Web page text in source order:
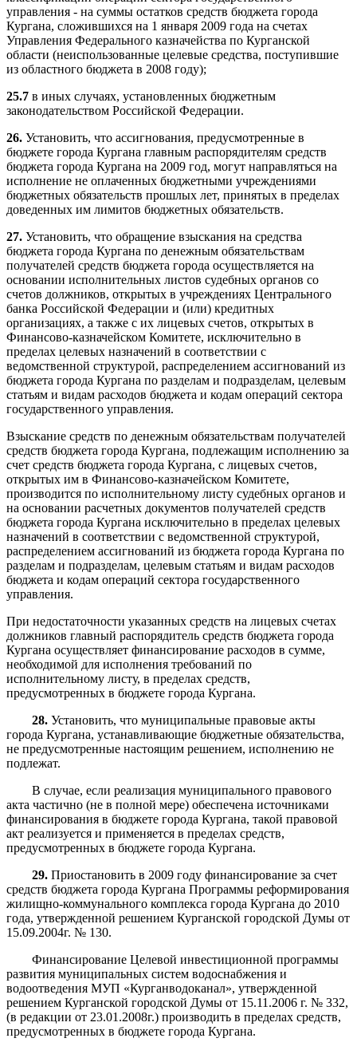
управления - на суммы остатков средств бюджета города
Кургана, сложившихся на 1 января 2009 года на счетах
Управления Федерального казначейства по Курганской
области (неиспользованные целевые средства, поступившие
из областного бюджета в 2008 году);
25.7 в иных случаях, установленных бюджетным
законодательством Российской Федерации.
26. Установить, что ассигнования, предусмотренные в
бюджете города Кургана главным распорядителям средств
бюджета города Кургана на 2009 год, могут направляться на
исполнение не оплаченных бюджетными учреждениями
бюджетных обязательств прошлых лет, принятых в пределах
доведенных им лимитов бюджетных обязательств.
27. Установить, что обращение взыскания на средства
бюджета города Кургана по денежным обязательствам
получателей средств бюджета города осуществляется на
основании исполнительных листов судебных органов со
счетов должников, открытых в учреждениях Центрального
банка Российской Федерации и (или) кредитных
организациях, а также с их лицевых счетов, открытых в
Финансово-казначейском Комитете, исключительно в
пределах целевых назначений в соответствии с
ведомственной структурой, распределением ассигнований из
бюджета города Кургана по разделам и подразделам, целевым
статьям и видам расходов бюджета и кодам операций сектора
государственного управления.
Взыскание средств по денежным обязательствам получателей
средств бюджета города Кургана, подлежащим исполнению за
счет средств бюджета города Кургана, с лицевых счетов,
открытых им в Финансово-казначейском Комитете,
производится по исполнительному листу судебных органов и
на основании расчетных документов получателей средств
бюджета города Кургана исключительно в пределах целевых
назначений в соответствии с ведомственной структурой,
распределением ассигнований из бюджета города Кургана по
разделам и подразделам, целевым статьям и видам расходов
бюджета и кодам операций сектора государственного
управления.
При недостаточности указанных средств на лицевых счетах
должников главный распорядитель средств бюджета города
Кургана осуществляет финансирование расходов в сумме,
необходимой для исполнения требований по
исполнительному листу, в пределах средств,
предусмотренных в бюджете города Кургана.
28.Установить, что муниципальные правовые акты
города Кургана, устанавливающие бюджетные обязательства,
не предусмотренные настоящим решением, исполнению не
подлежат.
В случае, если реализация муниципального правового
акта частично (не в полной мере) обеспечена источниками
финансирования в бюджете города Кургана, такой правовой
акт реализуется и применяется в пределах средств,
предусмотренных в бюджете города Кургана.
29. Приостановить в 2009 году финансирование за счет
средств бюджета города Кургана Программы реформирования
жилищно-коммунального комплекса города Кургана до 2010
года, утвержденной решением Курганской городской Думы от
15.09.2004г. № 130.
Финансирование Целевой инвестиционной программы
развития муниципальных систем водоснабжения и
водоотведения МУП «Курганводоканал», утвержденной
решением Курганской городской Думы от 15.11.2006 г. № 332,
(в редакции от 23.01.2008г.) производить в пределах средств,
предусмотренных в бюджете города Кургана.